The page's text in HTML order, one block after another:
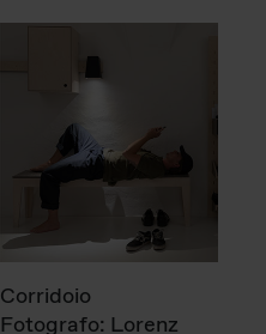
Corridoio
Fotografo: Lorenz